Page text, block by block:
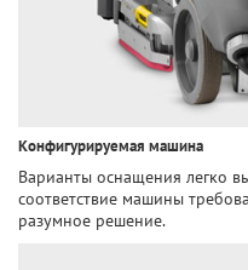
Конфигурируемая машина
Варианты оснащения легко
соответствие машины
разумное решение.